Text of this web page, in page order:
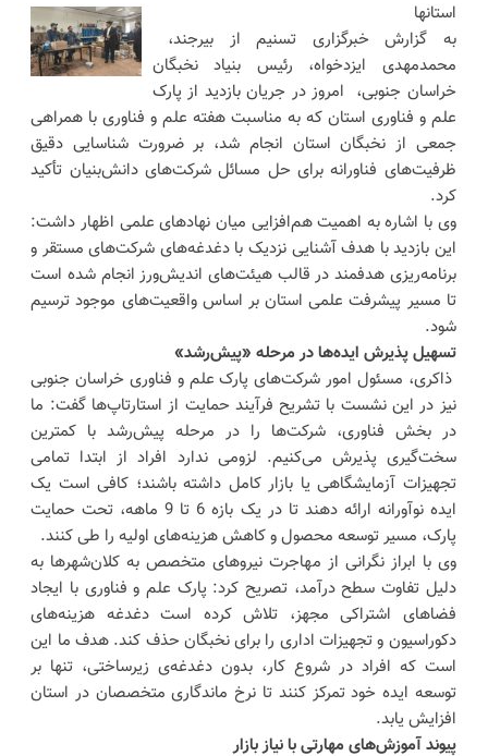
استانها
به گزارش خبرگزاری تسنیم از بیرجند،
محمدمهدی ایزدخواه، رئیس بنیاد نخبگان
خراسان جنوبی، امروز در جریان بازدید از پارک
علم و فناوری استان که به مناسبت هفته علم و فناوری با همراهی
جمعی از نخبگان استان انجام شد، بر ضرورت شناسایی دقیق
ظرفیت‌های فناورانه برای حل مسائل شرکت‌های دانش‌بنیان تأکید
کرد.
وی با اشاره به اهمیت هم‌افزایی میان نهادهای علمی اظهار داشت:
این بازدید با هدف آشنایی نزدیک با دغدغه‌های شرکت‌های مستقر و
برنامه‌ریزی هدفمند در قالب هیئت‌های اندیش‌ورز انجام شده است
تا مسیر پیشرفت علمی استان بر اساس واقعیت‌های موجود ترسیم
شود.
تسهیل پذیرش ایده‌ها در مرحله «پیش‌رشد»
ذاکری، مسئول امور شرکت‌های پارک علم و فناوری خراسان جنوبی
نیز در این نشست با تشریح فرآیند حمایت از استارتاپ‌ها گفت: ما
در بخش فناوری، شرکت‌ها را در مرحله پیش‌رشد با کمترین
سخت‌گیری پذیرش می‌کنیم. لزومی ندارد افراد از ابتدا تمامی
تجهیزات آزمایشگاهی یا بازار کامل داشته باشند؛ کافی است یک
ایده نوآورانه ارائه دهند تا در یک بازه 6 تا 9 ماهه، تحت حمایت
پارک، مسیر توسعه محصول و کاهش هزینه‌های اولیه را طی کنند.
وی با ابراز نگرانی از مهاجرت نیروهای متخصص به کلان‌شهرها به
دلیل تفاوت سطح درآمد، تصریح کرد: پارک علم و فناوری با ایجاد
فضاهای اشتراکی مجهز، تلاش کرده است دغدغه هزینه‌های
دکوراسیون و تجهیزات اداری را برای نخبگان حذف کند. هدف ما این
است که افراد در شروع کار، بدون دغدغه‌ی زیرساختی، تنها بر
توسعه ایده خود تمرکز کنند تا نرخ ماندگاری متخصصان در استان
افزایش یابد.
پیوند آموزش‌های مهارتی با نیاز بازار